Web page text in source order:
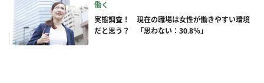
働く
実態調査！ 現在の職場は女性が働きやすい環境
だと思う？ 「思わない：30.8％」